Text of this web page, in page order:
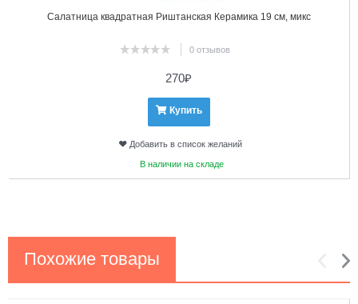
Салатница квадратная Риштанская Керамика 19 см, микс
0 отзывов
270₽
Купить
Добавить в список желаний
В наличии на складе
Похожие товары